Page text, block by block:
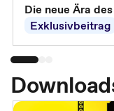
Die neue Ära
Exklusivbeitrag